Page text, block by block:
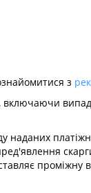
з
проміжну